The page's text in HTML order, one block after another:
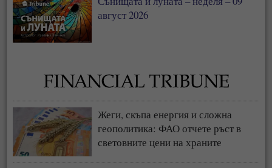
август 2026
Жеги, скъпа енергия и сложна
геополитика: ФАО отчете ръст в
световните цени на храните